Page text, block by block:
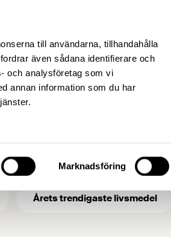
till användarna, tillhandahålla
även sådana identifierare och
och analysföretag som vi
annan information som du har
Marknadsföring
Årets trendigaste livsmedel